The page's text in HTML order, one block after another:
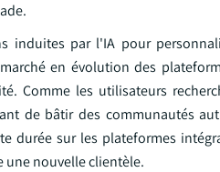
induites par l'IA pour
en évolution des
Comme les utilisateurs
de bâtir des communautés
durée sur les plateformes
une nouvelle clientèle.